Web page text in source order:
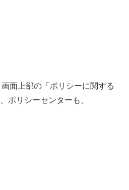
面上部の「ポリシーに関する
ポリシーセンターも、